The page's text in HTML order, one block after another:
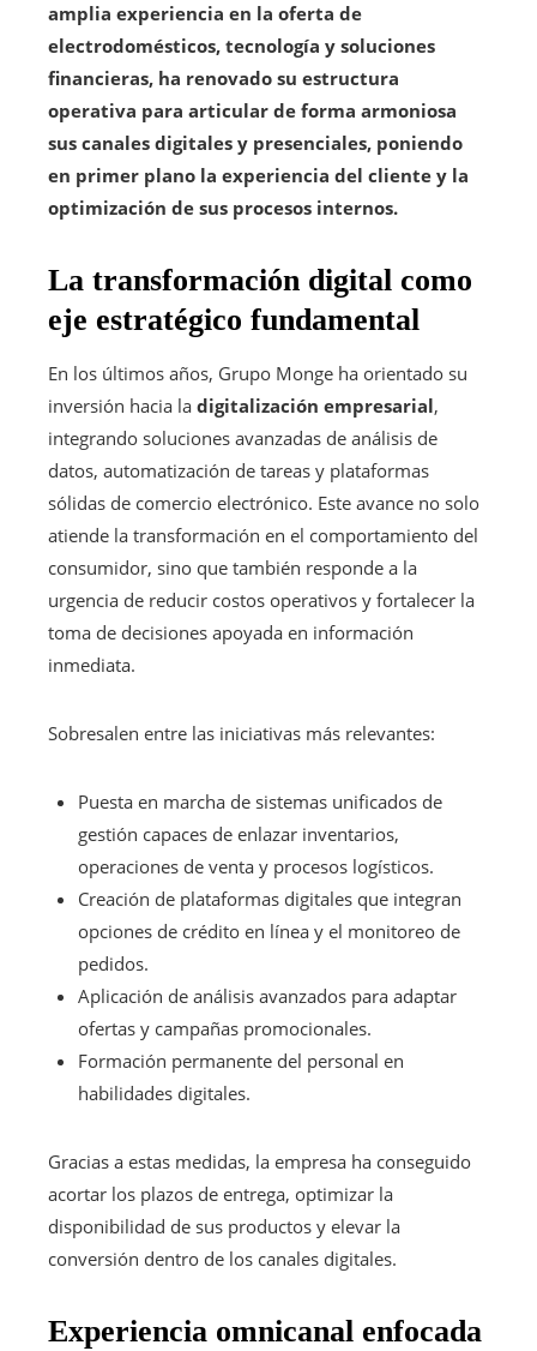
amplia experiencia en la oferta de
electrodomésticos, tecnología y soluciones
financieras, ha renovado su estructura
operativa para articular de forma armoniosa
sus canales digitales y presenciales, poniendo
en primer plano la experiencia del cliente y la
optimización de sus procesos internos.
La transformación digital como
eje estratégico fundamental
En los últimos años, Grupo Monge ha orientado su
inversión hacia la digitalización empresarial,
integrando soluciones avanzadas de análisis de
datos, automatización de tareas y plataformas
sólidas de comercio electrónico. Este avance no solo
atiende la transformación en el comportamiento del
consumidor, sino que también responde a la
urgencia de reducir costos operativos y fortalecer la
toma de decisiones apoyada en información
inmediata.
Sobresalen entre las iniciativas más relevantes:
Puesta en marcha de sistemas unificados de
gestión capaces de enlazar inventarios,
operaciones de venta y procesos logísticos.
Creación de plataformas digitales que integran
opciones de crédito en línea y el monitoreo de
pedidos.
Aplicación de análisis avanzados para adaptar
ofertas y campañas promocionales.
Formación permanente del personal en
habilidades digitales.
Gracias a estas medidas, la empresa ha conseguido
acortar los plazos de entrega, optimizar la
disponibilidad de sus productos y elevar la
conversión dentro de los canales digitales.
Experiencia omnicanal enfocada